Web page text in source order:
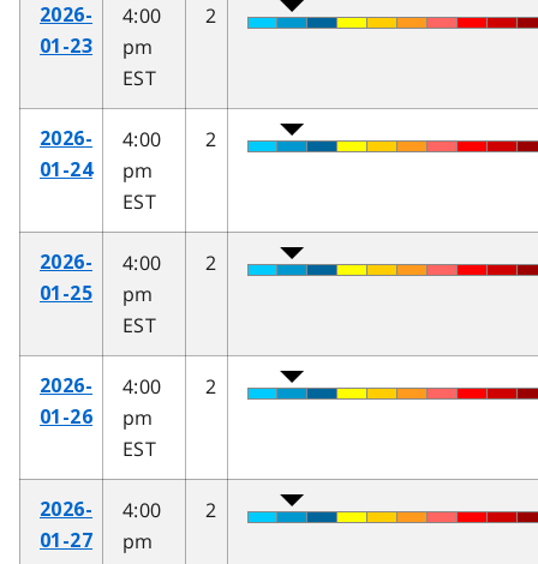
2026-
01-23
4:00
pm
EST
2
2026-
01-24
4:00
pm
EST
2
2026-
01-25
4:00
pm
EST
2
2026-
01-26
4:00
pm
EST
2
2026-
01-27
4:00
pm
2